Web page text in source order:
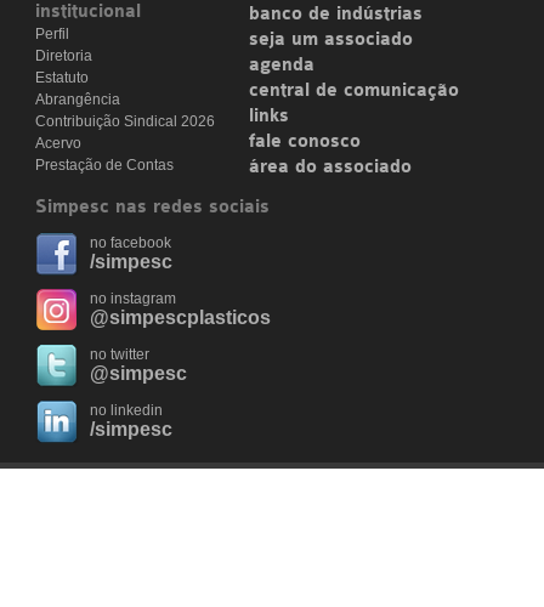
institucional
Perfil
Diretoria
Estatuto
Abrangência
Contribuição Sindical 2026
Acervo
Prestação de Contas
banco de indústrias
seja um associado
agenda
central de comunicação
links
fale conosco
área do associado
Simpesc nas redes sociais
no facebook
/simpesc
no instagram
@simpescplasticos
no twitter
@simpesc
no linkedin
/simpesc